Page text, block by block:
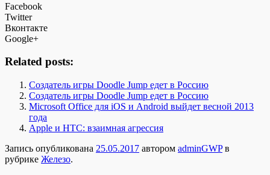
Facebook
Twitter
Вконтакте
Google+
Related posts:
Создатель игры Doodle Jump едет в Россию
Создатель игры Doodle Jump едет в Россию
Microsoft Office для iOS и Android выйдет весной 2013
года
Apple и HTC: взаимная агрессия
Запись опубликована 25.05.2017 автором adminGWPв
рубрике Железо.